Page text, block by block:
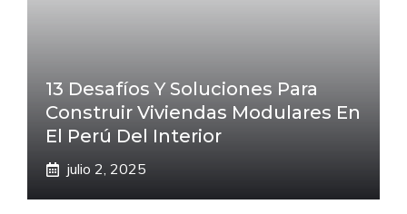
13 Desafíos Y Soluciones Para
Construir Viviendas Modulares En
El Perú Del Interior
julio 2, 2025